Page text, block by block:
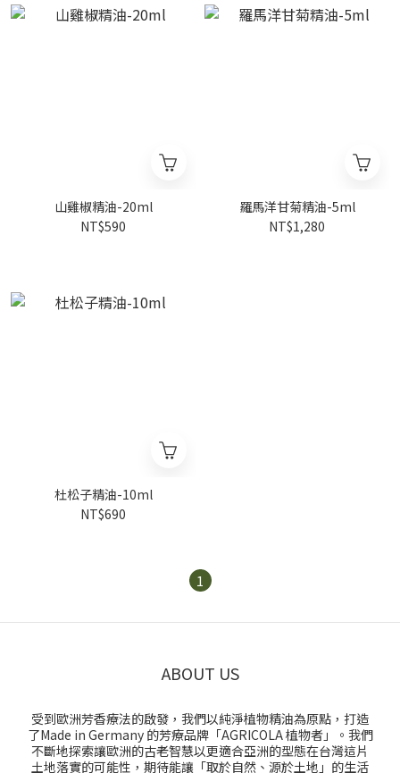
山雞椒精油-20ml
NT$590
羅馬洋甘菊精油-5ml
NT$1,280
杜松子精油-10ml
NT$690
1
ABOUT US
受到歐洲芳香療法的啟發，我們以純淨植物精油為原點，打造
了Made in Germany 的芳療品牌「AGRICOLA 植物者」。我們
不斷地探索讓歐洲的古老智慧以更適合亞洲的型態在台灣這片
土地落實的可能性，期待能讓「取於自然、源於土地」的生活